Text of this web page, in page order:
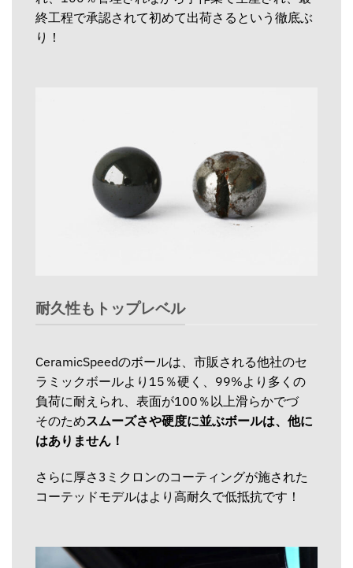
終工程で承認されて初めて出荷さるという徹底ぶ
り！
耐久性もトップレベル
CeramicSpeedのボールは、市販される他社のセ
ラミックボールより15％硬く、99%より多くの
負荷に耐えられ、表面が100％以上滑らかでづ
そのためスムーズさや硬度に並ぶボールは、他に
はありません！
さらに厚さ3ミクロンのコーティングが施された
コーテッドモデルはより高耐久で低抵抗です！